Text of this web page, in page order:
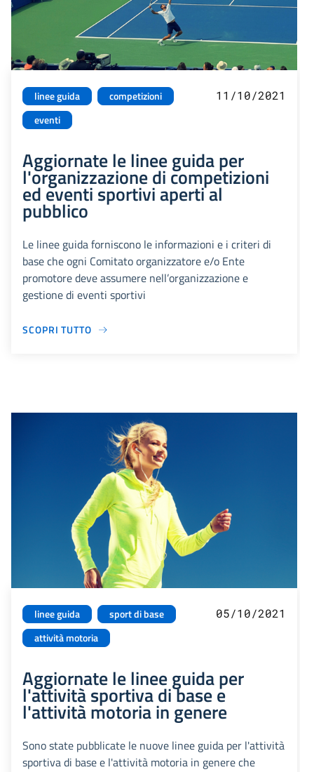
linee guida
competizioni
eventi
11/10/2021
Aggiornate le linee guida per
l'organizzazione di competizioni
ed eventi sportivi aperti al
pubblico
Le linee guida forniscono le informazioni e i criteri di
base che ogni Comitato organizzatore e/o Ente
promotore deve assumere nell’organizzazione e
gestione di eventi sportivi
SCOPRI TUTTO
linee guida
sport di base
attività motoria
05/10/2021
Aggiornate le linee guida per
l'attività sportiva di base e
l'attività motoria in genere
Sono state pubblicate le nuove linee guida per l'attività
sportiva di base e l'attività motoria in genere che